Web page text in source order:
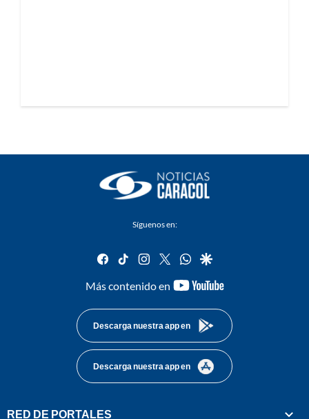
Síguenos en:
facebook
tiktok instagram
twitterwhatsapp
google
Más contenido en
youtube-
Descarga nuestra app en
Descarga nuestra app en
RED DE PORTALES